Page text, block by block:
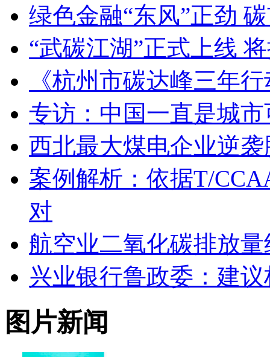
绿色金融“东风”正劲
“武碳江湖”正式上线
《杭州市碳达峰三年
专访：中国一直是城
西北最大煤电企业逆
案例解析：依据T/
对
航空业二氧化碳排放
兴业银行鲁政委：建
图片新闻